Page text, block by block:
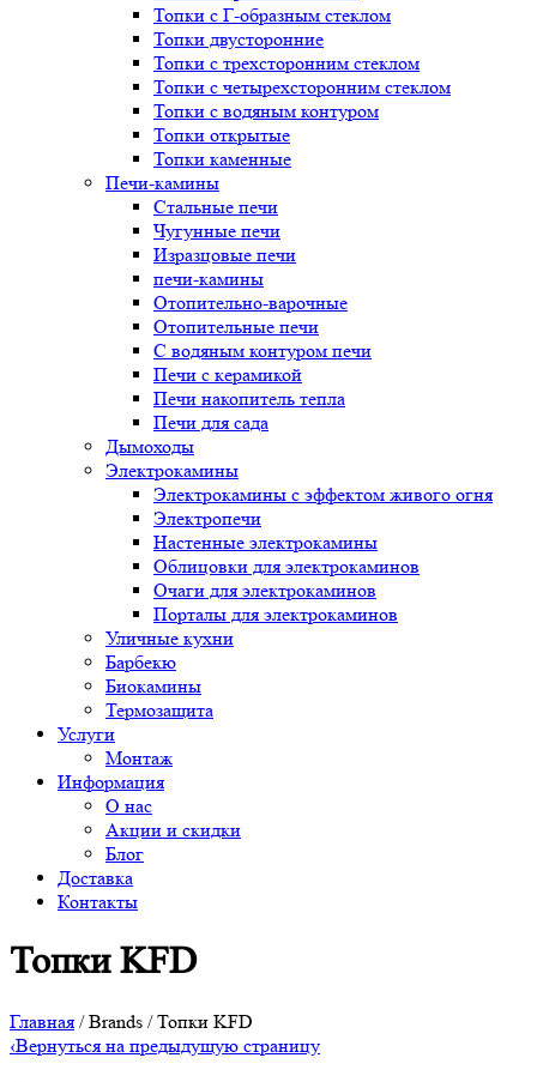
Топки с Г-образным стеклом
Топки двусторонние
Топки с трехсторонним стеклом
Топки с четырехсторонним стеклом
Топки с водяным контуром
Топки открытые
Топки каменные
Печи-камины
Стальные печи
Чугунные печи
Изразцовые печи
печи-камины
Отопительно-варочные
Отопительные печи
С водяным контуром печи
Печи с керамикой
Печи накопитель тепла
Печи для сада
Дымоходы
Электрокамины
Электрокамины с эффектом живого огня
Электропечи
Настенные электрокамины
Облицовки для электрокаминов
Очаги для электрокаминов
Порталы для электрокаминов
Уличные кухни
Барбекю
Биокамины
Термозащита
Услуги
Монтаж
Информация
О нас
Акции и скидки
Блог
Доставка
Контакты
Топки KFD
Главная / Brands / Топки KFD
‹Вернуться на предыдущую страницу